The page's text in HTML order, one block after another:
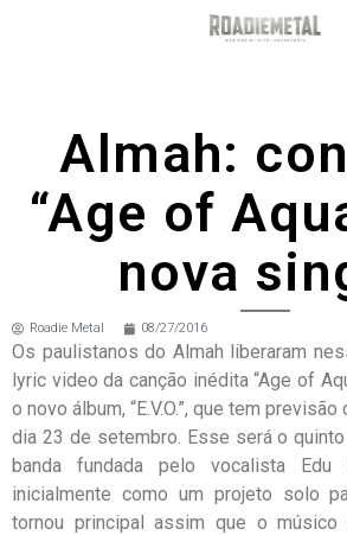
Almah:
“Age of
nova
Roadie Metal 08/27/2016
Os paulistanos do Almah liberaram
lyric video da canção inédita “Age of
o novo álbum, “E.V.O.”, que tem
dia 23 de setembro. Esse será o
banda fundada pelo vocalista Edu
inicialmente como um projeto solo
tornou principal assim que o